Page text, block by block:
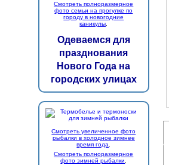
Смотреть полноразмерное
фото семьи на прогулке по
городу в новогодние
каникулы
Одеваемся для
празднования
Нового Года на
городских улицах
Смотреть увеличенное фото
рыбалки в холодное зимнее
время года
Смотреть полноразмерное
фото зимней рыбалки